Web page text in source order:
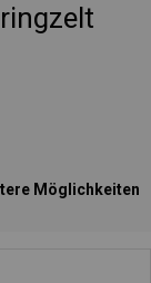
Möglichkeiten